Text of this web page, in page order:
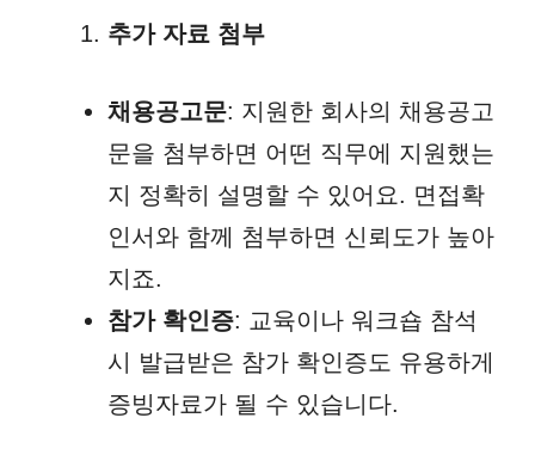
추가 자료 첨부
채용공고문: 지원한 회사의 채용공고
문을 첨부하면 어떤 직무에 지원했는
지 정확히 설명할 수 있어요. 면접확
인서와 함께 첨부하면 신뢰도가 높아
지죠.
참가 확인증: 교육이나 워크숍 참석
시 발급받은 참가 확인증도 유용하게
증빙자료가 될 수 있습니다.